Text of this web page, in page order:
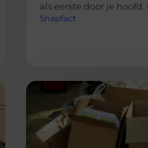
als eerste door je
Snapfact